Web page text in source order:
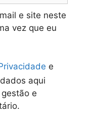
e site neste
vez que eu
e
aqui
e